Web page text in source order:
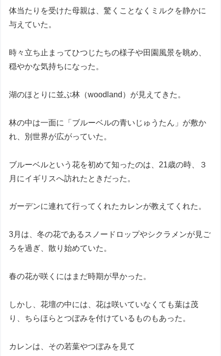
体当たりを受けた母親は、驚くことなくミルクを静かに
与えていた。
時々立ち止まってひつじたちの様子や田園風景を眺め、
穏やかな気持ちになった。
湖のほとりに並ぶ林（woodland）が見えてきた。
林の中は一面に「ブルーベルの青いじゅうたん」が敷か
れ、別世界が広がっていた。
ブルーベルという花を初めて知ったのは、21歳の時、３
月にイギリスへ訪れたときだった。
ガーデンに連れて行ってくれたカレンが教えてくれた。
3月は、冬の花であるスノードロップやシクラメンが見ご
ろを過ぎ、散り始めていた。
春の花が咲くにはまだ時期が早かった。
しかし、花壇の中には、花は咲いていなくても葉は茂
り、ちらほらとつぼみを付けているものもあった。
カレンは、その若葉やつぼみを見て